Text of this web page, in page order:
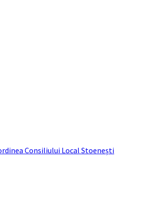
Consiliului Local Stoenești